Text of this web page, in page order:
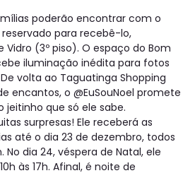
poderão encontrar com o
para recebê-lo,
Vidro (3º piso). O espaço do Bom
iluminação inédita para fotos
volta ao Taguatinga Shopping
encantos, o @EuSouNoel promete
jeitinho que só ele sabe.
surpresas! Ele receberá as
até o dia 23 de dezembro, todos
No dia 24, véspera de Natal, ele
às 17h. Afinal, é noite de